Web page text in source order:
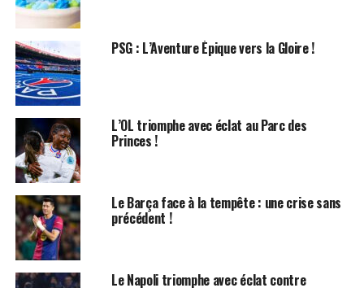
Les Émotions de Fernandes
Bruno Fernandes a exprimé sa passion pour Manchester
United en déclarant : « Chacun sait à quel point j’aime
ce club. Je mesure la responsabilité et l’importance de
porter ce maillot, ainsi que le niveau d’engagement
nécessaire pour représenter cette grande institution. »
Il a également évoqué des moments mémorables, tels
que le chant de son nom par les supporters, un triplé
contre Leeds, et la joie de soulever des trophées à
Wembley. « Je suis convaincu que mes meilleurs
moments en tant que joueur de United sont encore à
venir », a-t-il ajouté.
PSG : L’Aventure Épique vers la Gloire !
L’OL triomphe avec éclat au Parc des
Princes !
Le Barça face à la tempête : une crise sans
précédent !
Le Napoli triomphe avec éclat contre